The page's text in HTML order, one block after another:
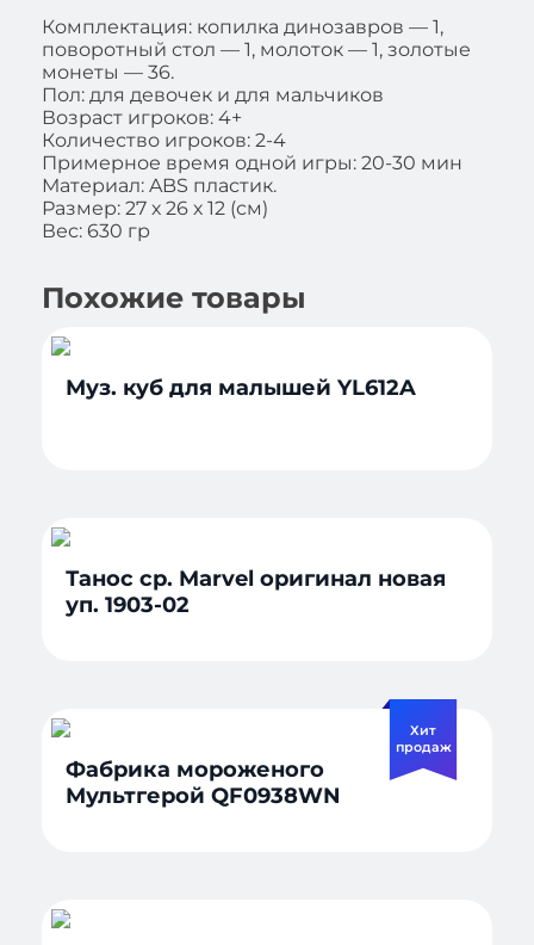
Комплектация: копилка динозавров — 1,
поворотный стол — 1, молоток — 1, золотые
монеты — 36.
Пол: для девочек и для мальчиков
Возраст игроков: 4+
Количество игроков: 2-4
Примерное время одной игры: 20-30 мин
Материал: ABS пластик.
Размер: 27 х 26 х 12 (см)
Вес: 630 гр
Похожие товары
Муз. куб для малышей YL612A
Танос ср. Marvel оригинал новая
уп. 1903-02
Хит
продаж
Фабрика мороженого
Мультгерой QF0938WN